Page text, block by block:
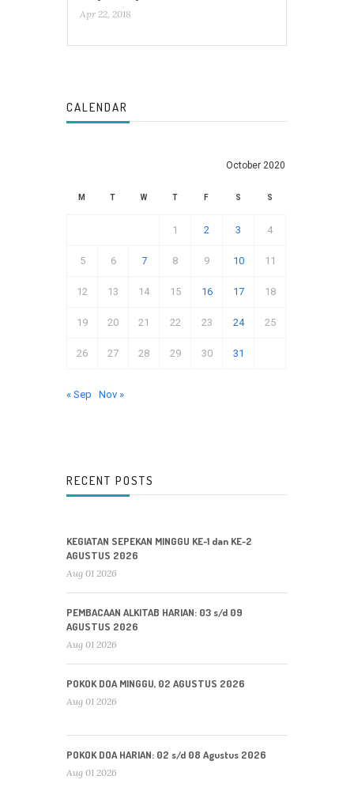
Apr 22, 2018
CALENDAR
October 2020
M T W T F S S
1 2 3 4
5 6 7 8 9 10 11
12 13 14 15 16 17 18
19 20 21 22 23 24 25
26 27 28 29 30 31
« Sep Nov »
RECENT POSTS
KEGIATAN SEPEKAN MINGGU KE-1 dan KE-2
AGUSTUS 2026
Aug 01 2026
PEMBACAAN ALKITAB HARIAN: 03 s/d 09
AGUSTUS 2026
Aug 01 2026
POKOK DOA MINGGU, 02 AGUSTUS 2026
Aug 01 2026
POKOK DOA HARIAN: 02 s/d 08 Agustus 2026
Aug 01 2026